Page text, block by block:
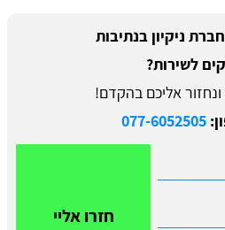
ניקיון בנתיבות
לשירות?
ונחזור אליכם בהקדם!
077-6052505
חזרו אליי